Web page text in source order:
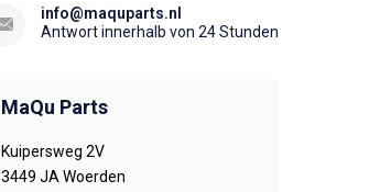
info@maquparts.nl
Antwort innerhalb von 24 Stunden
MaQu Parts
Kuipersweg 2V
3449 JA Woerden